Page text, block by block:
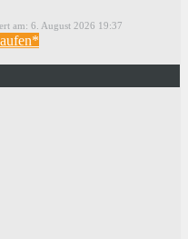
am: 6. August 2026 19:37